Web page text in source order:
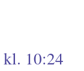
kl. 10:24